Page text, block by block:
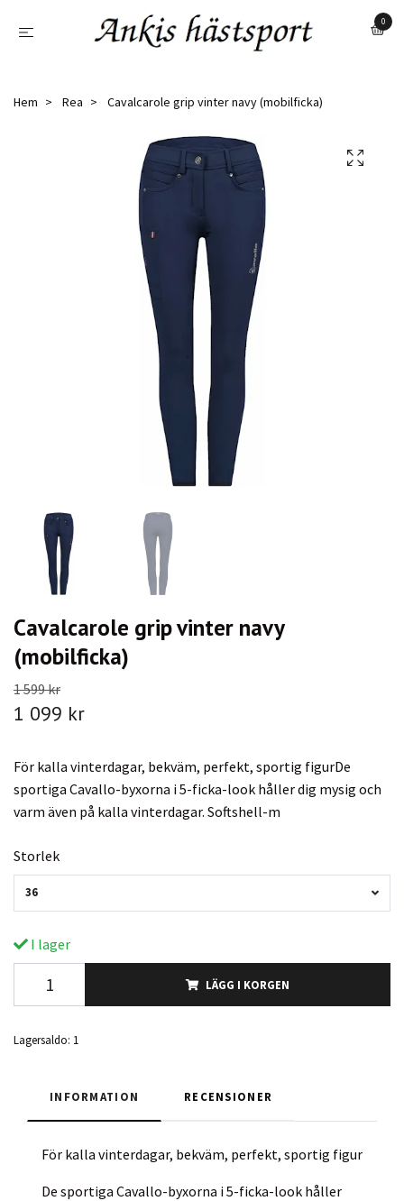
0
Hem Rea Cavalcarole grip vinter navy (mobilficka)
Cavalcarole grip vinter navy
(mobilficka)
1 599 kr
1 099 kr
För kalla vinterdagar, bekväm, perfekt, sportig figurDe
sportiga Cavallo-byxorna i 5-ficka-look håller dig mysig och
varm även på kalla vinterdagar. Softshell-m
Storlek
36
I lager
LÄGG I KORGEN
Lagersaldo: 1
INFORMATION RECENSIONER
För kalla vinterdagar, bekväm, perfekt, sportig figur
De sportiga Cavallo-byxorna i 5-ficka-look håller